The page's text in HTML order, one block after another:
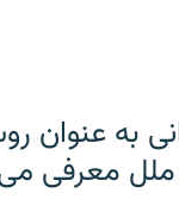
به عنوان
ملل معرفی